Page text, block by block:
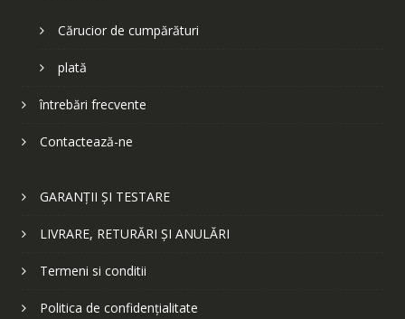
Cărucior de cumpărături
plată
întrebări frecvente
Contactează-ne
GARANȚII ȘI TESTARE
LIVRARE, RETURĂRI ȘI ANULĂRI
Termeni si conditii
Politica de confidențialitate